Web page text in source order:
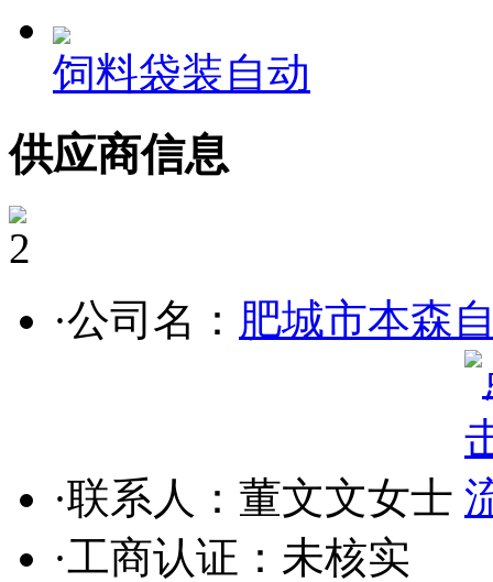
饲料袋装自动
供应商信息
2
·公司名： 肥城市本森
·联系人：董文文女士
·工商认证： 未核实